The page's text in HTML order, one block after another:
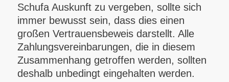
Schufa Auskunft zu vergeben, sollte sich
immer bewusst sein, dass dies einen
großen Vertrauensbeweis darstellt. Alle
Zahlungsvereinbarungen, die in diesem
Zusammenhang getroffen werden, sollten
deshalb unbedingt eingehalten werden.